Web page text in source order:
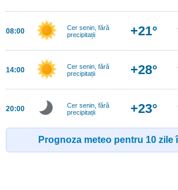
08:00
Cer senin, fără
precipitații
+21°
14:00
Cer senin, fără
precipitații
+28°
20:00
Cer senin, fără
precipitații
+23°
Prognoza meteo pentru 10 zile